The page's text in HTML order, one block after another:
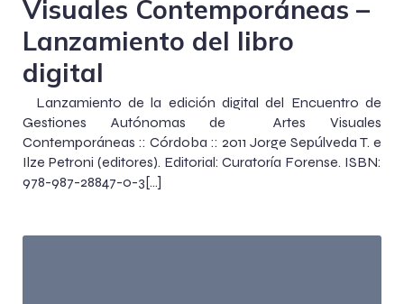
Visuales Contemporáneas –
Lanzamiento del libro
digital
Lanzamiento de la edición digital del Encuentro de
Gestiones Autónomas de Artes Visuales
Contemporáneas :: Córdoba :: 2011 Jorge Sepúlveda T. e
Ilze Petroni (editores). Editorial: Curatoría Forense. ISBN:
978-987-28847-0-3[…]